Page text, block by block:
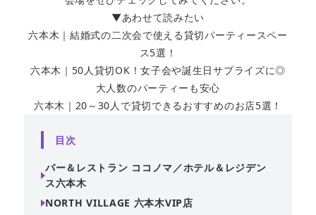
▼あわせて読みたい
六本木｜結婚式の二次会で使える貸切パーティースペー
ス5選！
六本木｜50人貸切OK！女子会や誕生日サプライズに◎
大人数のパーティーも安心
六本木｜20～30人で貸切できるおすすめのお店5選！
目次
バー＆レストラン ココノマ／ホテル＆レジデン
ス六本木
NORTH VILLAGE 六本木VIP店